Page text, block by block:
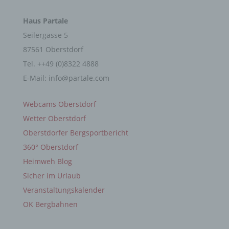
Haus Partale
Seilergasse 5
87561 Oberstdorf
Tel. ++49 (0)8322 4888
E-Mail: info@partale.com
Webcams Oberstdorf
Wetter Oberstdorf
Oberstdorfer Bergsportbericht
360° Oberstdorf
Heimweh Blog
Sicher im Urlaub
Veranstaltungskalender
OK Bergbahnen
j) Dritter
Dritter ist eine natürliche oder juristische Person,
Behörde, Einrichtung oder andere Stelle außer der
der unmittelbaren Verantwortung des
Verantwortlichen oder des Auftragsverarbeiters
befugt sind, die personenbezogenen Daten zu
verarbeiten.
k) Einwilligung
Einwilligung ist jede von der betroffenen Person
freiwillig für den bestimmten Fall in informierter